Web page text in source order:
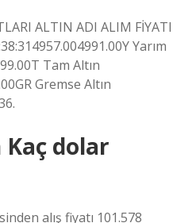
ALTIN ​​ADI ALIM FİYATI
Yarım
Tam Altın
Gremse Altın
Kaç dolar
alış fiyatı 101.578